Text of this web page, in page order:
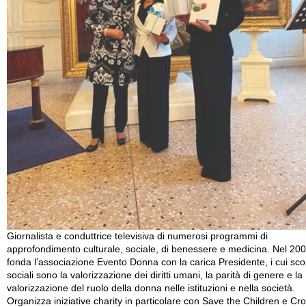
Giornalista e conduttrice televisiva di numerosi programmi di
approfondimento culturale, sociale, di benessere e medicina. Nel
fonda l’associazione Evento Donna con la carica Presidente, i cui
sociali sono la valorizzazione dei diritti umani, la parità di genere e la
valorizzazione del ruolo della donna nelle istituzioni e nella società.
Organizza iniziative charity in particolare con Save the Children e